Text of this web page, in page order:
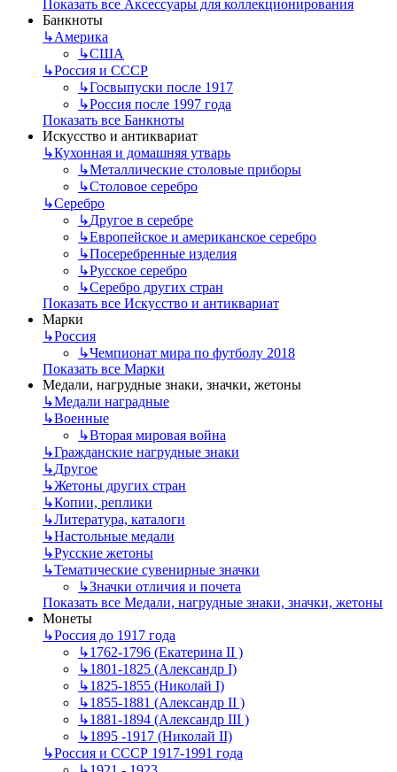
Показать все Аксессуары для коллекционирования
Банкноты
↳Америка
↳США
↳Россия и СССР
↳Госвыпуски после 1917
↳Россия после 1997 года
Показать все Банкноты
Искусство и антиквариат
↳Кухонная и домашняя утварь
↳Металлические столовые приборы
↳Столовое серебро
↳Серебро
↳Другое в серебре
↳Европейское и американское серебро
↳Посеребренные изделия
↳Русское серебро
↳Серебро других стран
Показать все Искусство и антиквариат
Марки
↳Россия
↳Чемпионат мира по футболу 2018
Показать все Марки
Медали, нагрудные знаки, значки, жетоны
↳Mедали наградные
↳Военные
↳Вторая мировая война
↳Гражданские нагрудные знаки
↳Другое
↳Жетоны других стран
↳Копии, реплики
↳Литература, каталоги
↳Настольные медали
↳Русские жетоны
↳Тематические сувенирные значки
↳Значки отличия и почета
Показать все Медали, нагрудные знаки, значки, жетоны
Монеты
↳Россия до 1917 года
↳1762-1796 (Екатерина II )
↳1801-1825 (Александр I)
↳1825-1855 (Николай I)
↳1855-1881 (Александр II )
↳1881-1894 (Александр III )
↳1895 -1917 (Николай II)
↳Россия и СССР 1917-1991 года